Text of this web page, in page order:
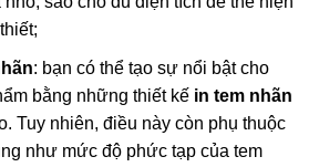
: bạn có thể tạo sự nổi bật cho
bằng những thiết kế in tem nhãn
Tuy nhiên, điều này còn phụ thuộc
như mức độ phức tạp của tem